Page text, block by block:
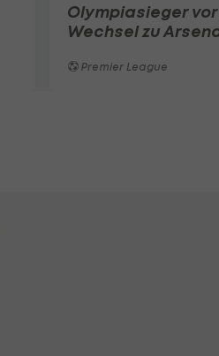
Olympiasieger vor
Wechsel zu
Premier League